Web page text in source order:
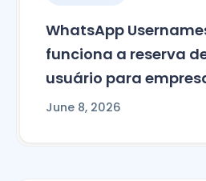
WhatsApp
funciona a reserva
usuário para
June 8, 2026